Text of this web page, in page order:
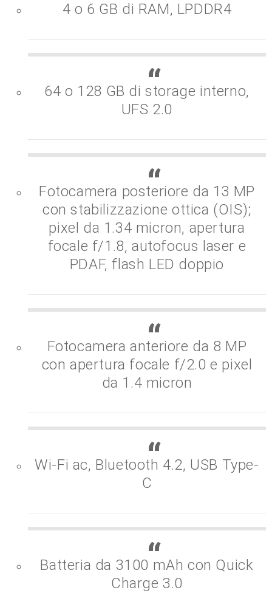
4 o 6 GB di RAM, LPDDR4
64 o 128 GB di storage interno,
UFS 2.0
Fotocamera posteriore da 13 MP
con stabilizzazione ottica (OIS);
pixel da 1.34 micron, apertura
focale f/1.8, autofocus laser e
PDAF, flash LED doppio
Fotocamera anteriore da 8 MP
con apertura focale f/2.0 e pixel
da 1.4 micron
Wi-Fi ac, Bluetooth 4.2, USB Type-
C
Batteria da 3100 mAh con Quick
Charge 3.0